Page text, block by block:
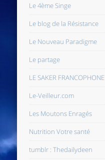
Le 4ème Singe
Le blog de la Résistance
Le Nouveau Paradigme
Le partage
LE SAKER FRANCOPHONE
Le-Veilleur.com
Les Moutons Enragés
Nutrition Votre santé
tumblr : Thedailydeen